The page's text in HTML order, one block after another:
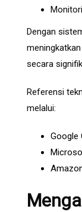
Dengan
secara
Referensi
melalui:
Google